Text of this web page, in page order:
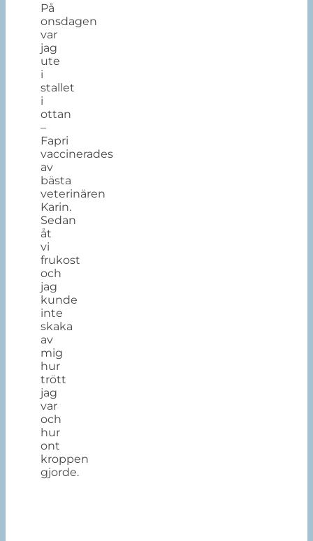
På
onsdagen
var
jag
ute
i
stallet
i
ottan
–
Fapri
vaccinerades
av
bästa
veterinären
Karin.
Sedan
åt
vi
frukost
och
jag
kunde
inte
skaka
av
mig
hur
trött
jag
var
och
hur
ont
kroppen
gjorde.